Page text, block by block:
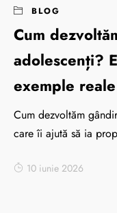
BLOG
Cum
adolescenți?
exemple reale
Cum dezvoltăm
care îi ajută să ia
10 iunie 2026